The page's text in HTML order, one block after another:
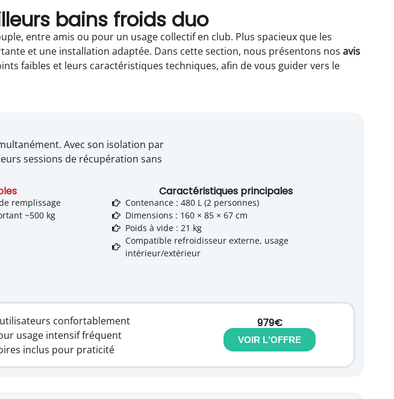
bains froids duo
entre amis ou pour un usage collectif en club. Plus spacieux que les
et une installation adaptée. Dans cette section, nous présentons nos avis
faibles et leurs caractéristiques techniques, afin de vous guider vers le
Avec son isolation par
sessions de récupération sans
remplissage
~500 kg
Caractéristiques principales
Contenance : 480 L (2 personnes)
Dimensions : 160 × 85 × 67 cm
Poids à vide : 21 kg
Compatible refroidisseur externe, usage
intérieur/extérieur
confortablement
usage intensif fréquent
inclus pour praticité
979€
VOIR L'OFFRE